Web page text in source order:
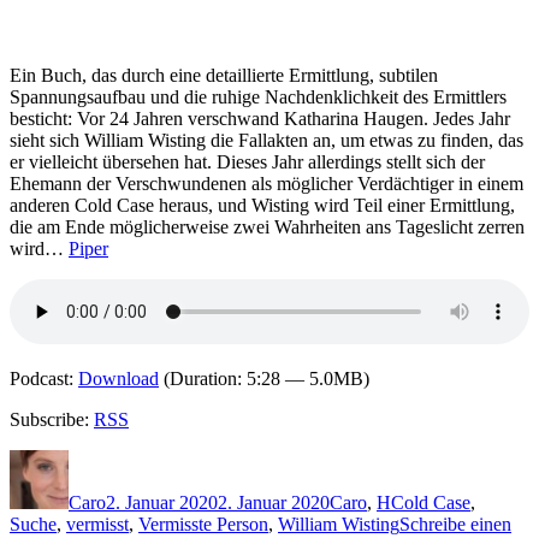
Ein Buch, das durch eine detaillierte Ermittlung, subtilen
Spannungsaufbau und die ruhige Nachdenklichkeit des Ermittlers
besticht: Vor 24 Jahren verschwand Katharina Haugen. Jedes Jahr
sieht sich William Wisting die Fallakten an, um etwas zu finden, das
er vielleicht übersehen hat. Dieses Jahr allerdings stellt sich der
Ehemann der Verschwundenen als möglicher Verdächtiger in einem
anderen Cold Case heraus, und Wisting wird Teil einer Ermittlung,
die am Ende möglicherweise zwei Wahrheiten ans Tageslicht zerren
wird… Piper
Podcast: Download (Duration: 5:28 — 5.0MB)
Subscribe: RSS
Autor
Caro2. Januar 20202. Januar 2020Caro, HCold Case,
Suche, vermisst, Vermisste Person, William WistingSchreibe einen